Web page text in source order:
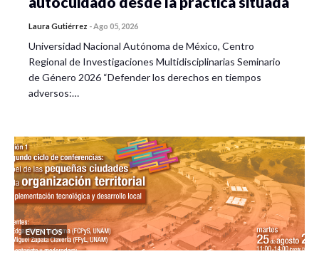
Laura Gutiérrez -Ago 05, 2026
Universidad Nacional Autónoma de México, Centro
Regional de Investigaciones Multidisciplinarias Seminario
de Género 2026 “Defender los derechos en tiempos
adversos:…
EVENTOS